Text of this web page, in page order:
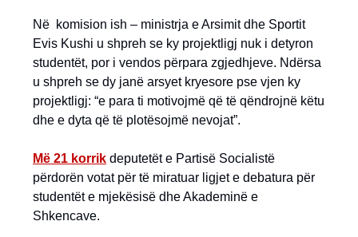
Në komision ish – ministrja e Arsimit dhe Sportit
Evis Kushi u shpreh se ky projektligj nuk i detyron
studentët, por i vendos përpara zgjedhjeve. Ndërsa
u shpreh se dy janë arsyet kryesore pse vjen ky
projektligj: “e para ti motivojmë që të qëndrojnë këtu
dhe e dyta që të plotësojmë nevojat”.
Më 21 korrik deputetët e Partisë Socialistë
përdorën votat për të miratuar ligjet e debatura për
studentët e mjekësisë dhe Akademinë e
Shkencave.